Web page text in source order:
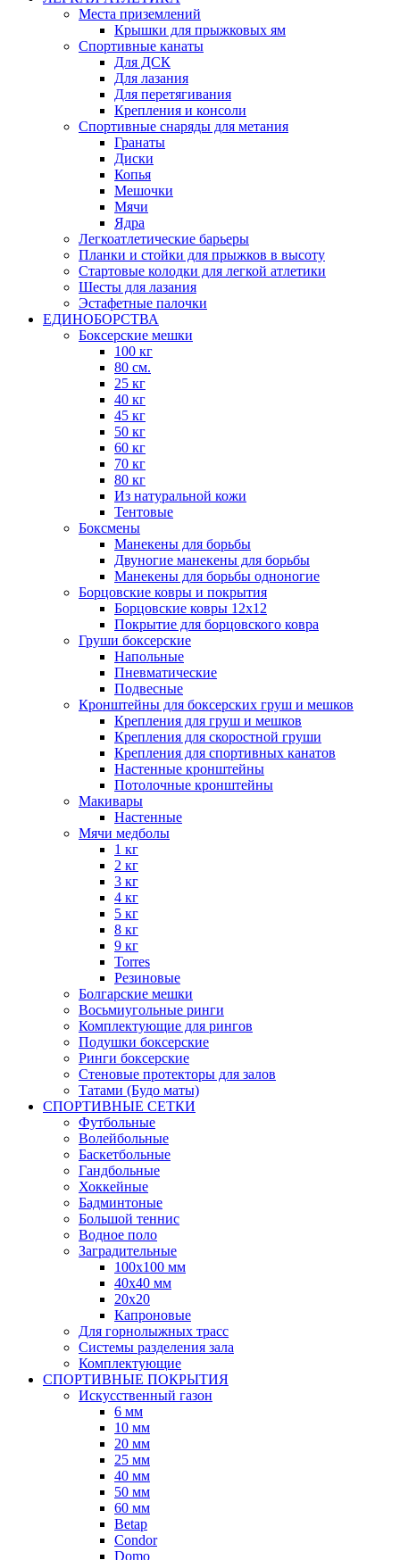
Места приземлений
Крышки для прыжковых ям
Спортивные канаты
Для ДСК
Для лазания
Для перетягивания
Крепления и консоли
Спортивные снаряды для метания
Гранаты
Диски
Копья
Мешочки
Мячи
Ядра
Легкоатлетические барьеры
Планки и стойки для прыжков в высоту
Стартовые колодки для легкой атлетики
Шесты для лазания
Эстафетные палочки
ЕДИНОБОРСТВА
Боксерские мешки
100 кг
80 см.
25 кг
40 кг
45 кг
50 кг
60 кг
70 кг
80 кг
Из натуральной кожи
Тентовые
Боксмены
Манекены для борьбы
Двуногие манекены для борьбы
Манекены для борьбы одноногие
Борцовские ковры и покрытия
Борцовские ковры 12х12
Покрытие для борцовского ковра
Груши боксерские
Напольные
Пневматические
Подвесные
Кронштейны для боксерских груш и мешков
Крепления для груш и мешков
Крепления для скоростной груши
Крепления для спортивных канатов
Настенные кронштейны
Потолочные кронштейны
Макивары
Настенные
Мячи медболы
1 кг
2 кг
3 кг
4 кг
5 кг
8 кг
9 кг
Torres
Резиновые
Болгарские мешки
Восьмиугольные ринги
Комплектующие для рингов
Подушки боксерские
Ринги боксерские
Стеновые протекторы для залов
Татами (Будо маты)
СПОРТИВНЫЕ СЕТКИ
Футбольные
Волейбольные
Баскетбольные
Гандбольные
Хоккейные
Бадминтоные
Большой теннис
Водное поло
Заградительные
100х100 мм
40х40 мм
20х20
Капроновые
Для горнолыжных трасс
Системы разделения зала
Комплектующие
СПОРТИВНЫЕ ПОКРЫТИЯ
Искусственный газон
6 мм
10 мм
20 мм
25 мм
40 мм
50 мм
60 мм
Betap
Condor
Domo